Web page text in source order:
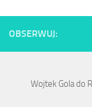
OBSERWUJ:
Wojtek Gola do